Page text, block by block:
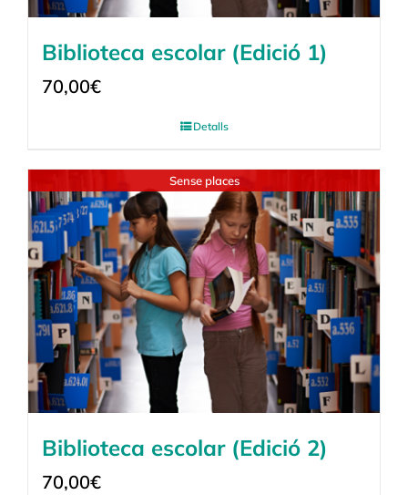
Biblioteca escolar (Edició 1)
70,00€
Detalls
Sense places
Biblioteca escolar (Edició 2)
70,00€